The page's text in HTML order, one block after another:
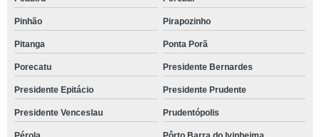
Pinhão Pirapozinho
Pitanga Ponta Porã
Porecatu Presidente Bernardes
Presidente Epitácio Presidente Prudente
Presidente Venceslau Prudentópolis